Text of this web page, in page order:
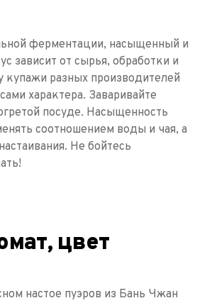
ферментации, насыщенный и
зависит от сырья, обработки и
купажи разных производителей
характера. Заваривайте
посуде. Насыщенность
соотношением воды и чая, а
Не бойтесь
цвет
настое пуэров из Бань Чжан